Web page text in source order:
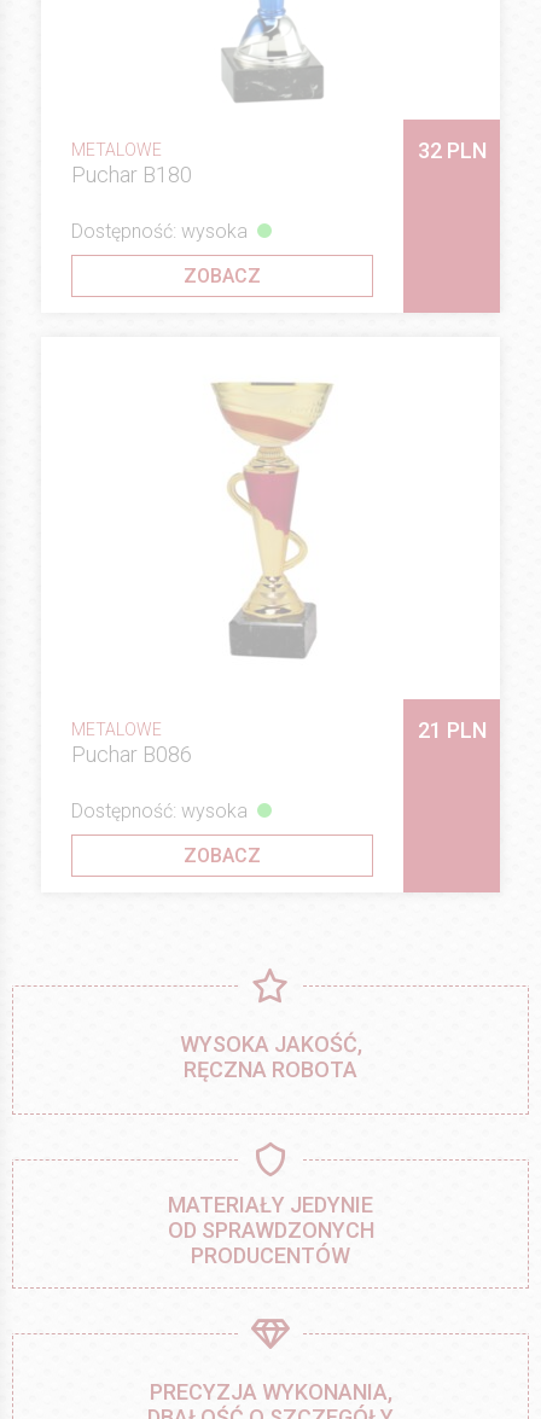
METALOWE
Puchar B180
32 PLN
Dostępność: wysoka
ZOBACZ
METALOWE
Puchar B086
21 PLN
Dostępność: wysoka
ZOBACZ
WYSOKA JAKOŚĆ,
RĘCZNA ROBOTA
MATERIAŁY JEDYNIE
OD SPRAWDZONYCH
PRODUCENTÓW
PRECYZJA WYKONANIA,